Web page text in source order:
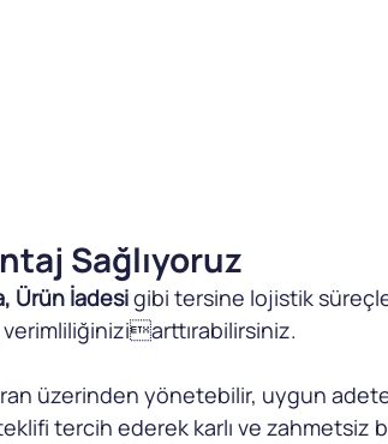
Sağlıyoruz
Ürün İadesi gibi tersine lojistik
üzerinden yönetebilir, uygun adete
tercih ederek karlı ve zahmetsiz